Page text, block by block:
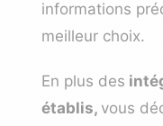
informations
meilleur choix.
En plus des
établis, vous